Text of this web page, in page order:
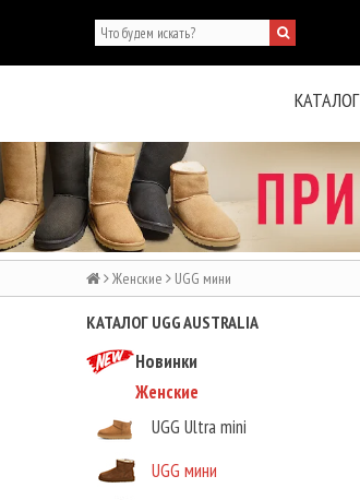
КАТАЛОГ
Женские UGG мини
КАТАЛОГ UGG AUSTRALIA
Новинки
Женские
UGG Ultra mini
UGG мини